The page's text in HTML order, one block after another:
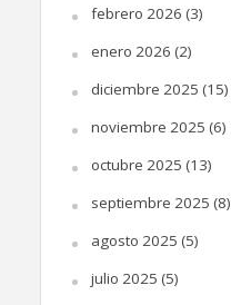
febrero 2026 (3)
enero 2026 (2)
diciembre 2025 (15)
noviembre 2025 (6)
octubre 2025 (13)
septiembre 2025 (8)
agosto 2025 (5)
julio 2025 (5)